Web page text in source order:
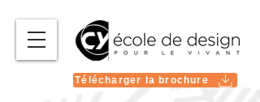
Télécharger la brochure